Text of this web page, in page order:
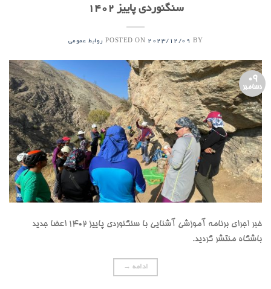
سنگنوردی پاییز 1402
POSTED ON 2023/12/09 BY روابط عمومی
09
دسامبر
خبر اجرای برنامه آموزشی آشنایی با سنگنوردی پاییز 1402 اعضا جدید
باشگاه منتشر گردید.
ادامه →